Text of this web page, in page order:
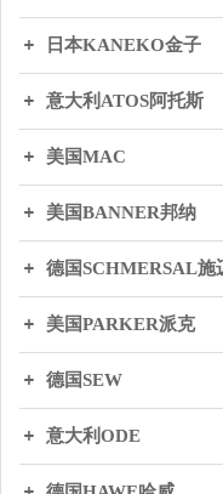
日本KANEKO金子
意大利ATOS阿托斯
美国MAC
美国BANNER邦纳
德国SCHMERSAL施
美国PARKER派克
德国SEW
意大利ODE